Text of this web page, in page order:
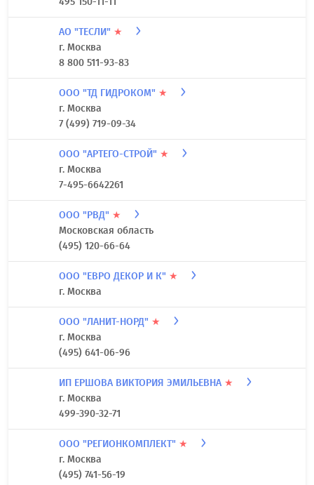
АО "ТЕСЛИ" ★
г. Москва
8 800 511-93-83
ООО "ТД ГИДРОКОМ" ★
г. Москва
7 (499) 719-09-34
ООО "АРТЕГО-СТРОЙ" ★
г. Москва
7-495-6642261
ООО "РВД" ★
Московская область
(495) 120-66-64
ООО "ЕВРО ДЕКОР И К" ★
г. Москва
ООО "ЛАНИТ-НОРД" ★
г. Москва
(495) 641-06-96
ИП ЕРШОВА ВИКТОРИЯ ЭМИЛЬЕВНА ★
г. Москва
499-390-32-71
ООО "РЕГИОНКОМПЛЕКТ" ★
г. Москва
(495) 741-56-19